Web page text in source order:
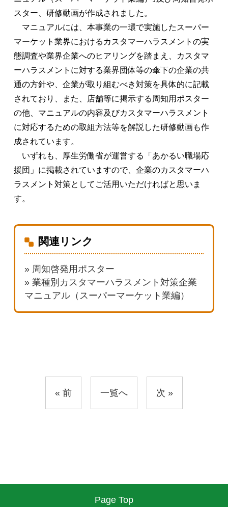
スター、研修動画が作成されました。
マニュアルには、本事業の一環で実施したスーパー
マーケット業界におけるカスタマーハラスメントの実
態調査や業界企業へのヒアリングを踏まえ、カスタマ
ーハラスメントに対する業界団体等の傘下の企業の共
通の方針や、企業が取り組むべき対策を具体的に記載
されており、また、店舗等に掲示する周知用ポスター
の他、マニュアルの内容及びカスタマーハラスメント
に対応するための取組方法等を解説した研修動画も作
成されています。
いずれも、厚生労働省が運営する「あかるい職場応
援団」に掲載されていますので、企業のカスタマーハ
ラスメント対策としてご活用いただければと思いま
す。
関連リンク
» 周知啓発用ポスター
» 業種別カスタマーハラスメント対策企業
マニュアル（スーパーマーケット業編）
« 前 一覧へ 次 »
Page Top